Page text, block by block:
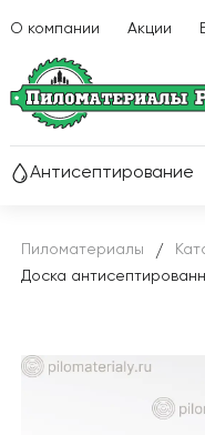
О компании Акции
Антисептирование
Пиломатериалы /
Доска